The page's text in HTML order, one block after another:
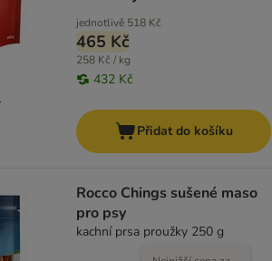
jednotlivě 518 Kč
465 Kč
258 Kč / kg
432 Kč
Přidat do košíku
Rocco Chings sušené maso
pro psy
kachní prsa proužky 250 g